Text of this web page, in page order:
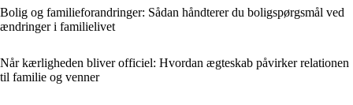
Bolig og familieforandringer: Sådan håndterer du boligspørgsmål ved
ændringer i familielivet
Når kærligheden bliver officiel: Hvordan ægteskab påvirker relationen
til familie og venner